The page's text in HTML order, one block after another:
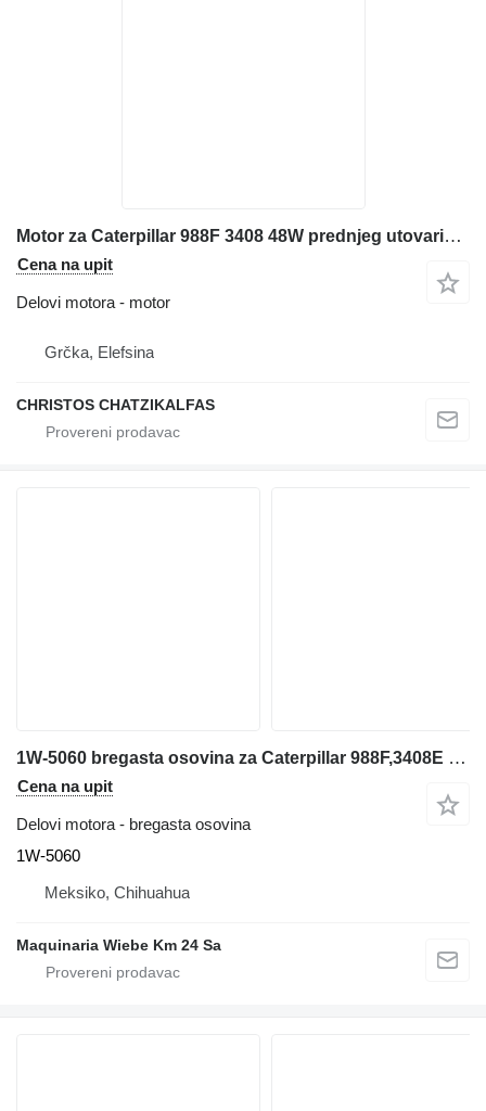
Motor za Caterpillar 988F 3408 48W prednjeg utovarivača
Cena na upit
Delovi motora - motor
Grčka, Elefsina
CHRISTOS CHATZIKALFAS
1W-5060 bregasta osovina za Caterpillar 988F,3408E prednjeg utovarivača
Cena na upit
Delovi motora - bregasta osovina
1W-5060
Meksiko, Chihuahua
Maquinaria Wiebe Km 24 Sa